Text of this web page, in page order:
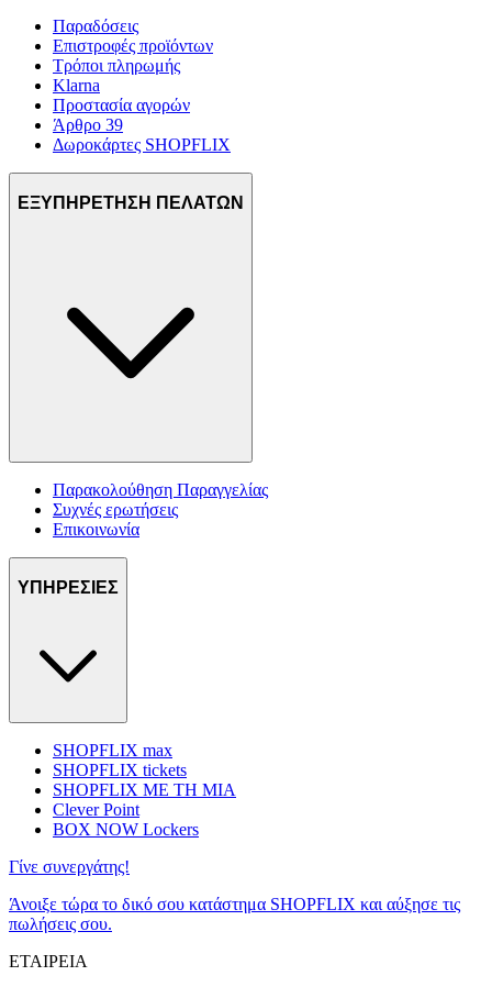
Παραδόσεις
Επιστροφές προϊόντων
Τρόποι πληρωμής
Klarna
Προστασία αγορών
Άρθρο 39
Δωροκάρτες SHOPFLIX
ΕΞΥΠΗΡΕΤΗΣΗ ΠΕΛΑΤΩΝ
Παρακολούθηση Παραγγελίας
Συχνές ερωτήσεις
Επικοινωνία
ΥΠΗΡΕΣΙΕΣ
SHOPFLIX max
SHOPFLIX tickets
SHOPFLIX ΜΕ ΤΗ ΜΙΑ
Clever Point
BOX NOW Lockers
Γίνε συνεργάτης!
Άνοιξε τώρα το δικό σου κατάστημα SHOPFLIX και αύξησε τις
πωλήσεις σου.
ΕΤΑΙΡΕΙΑ